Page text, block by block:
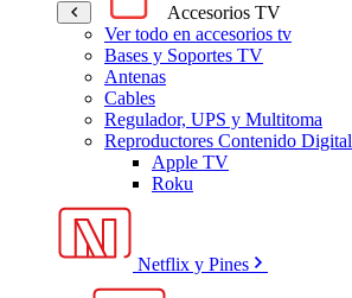
Accesorios TV
Ver todo en accesorios tv
Bases y Soportes TV
Antenas
Cables
Regulador, UPS y Multitoma
Reproductores Contenido Digital
Apple TV
Roku
Netflix y Pines